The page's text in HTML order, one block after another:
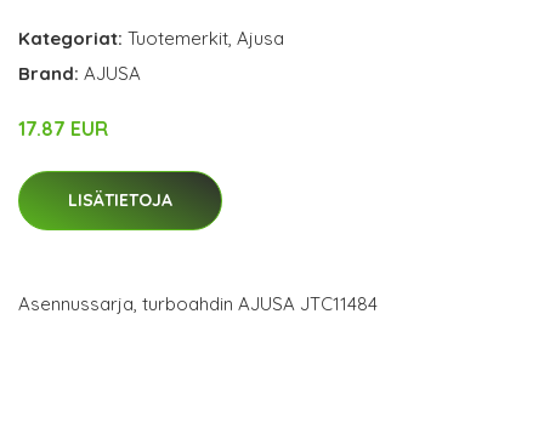
Kategoriat: Tuotemerkit Ajusa
Brand: AJUSA
17.87 EUR
LISÄTIETOJA
Asennussarja, turboahdin AJUSA JTC11484